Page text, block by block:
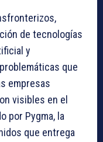
de tecnologías
y
que
empresas
visibles en el
por Pygma, la
que entrega